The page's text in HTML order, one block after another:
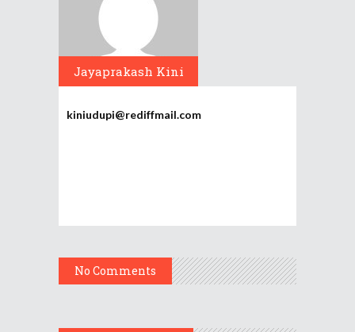
Jayaprakash Kini
kiniudupi@rediffmail.com
No Comments